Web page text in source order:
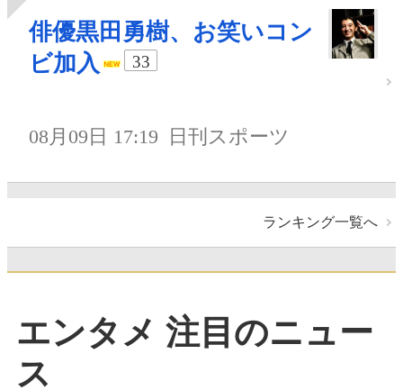
俳優黒田勇樹、お笑いコン
ビ加入
33
08月09日 17:19 日刊スポーツ
ランキング一覧へ
エンタメ 注目のニュー
ス